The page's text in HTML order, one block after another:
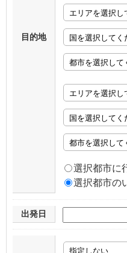
目的地
選択都市に
選択都市の
出発日